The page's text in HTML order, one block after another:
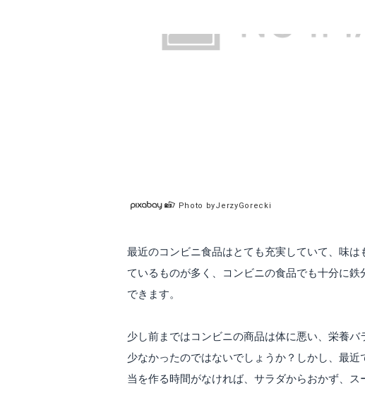
Photo byJerzyGorecki
最近のコンビニ食品はとても充実していて、味
ているものが多く、コンビニの食品でも十分に
できます。
少し前まではコンビニの商品は体に悪い、栄養
少なかったのではないでしょうか？しかし、最
当を作る時間がなければ、サラダからおかず、